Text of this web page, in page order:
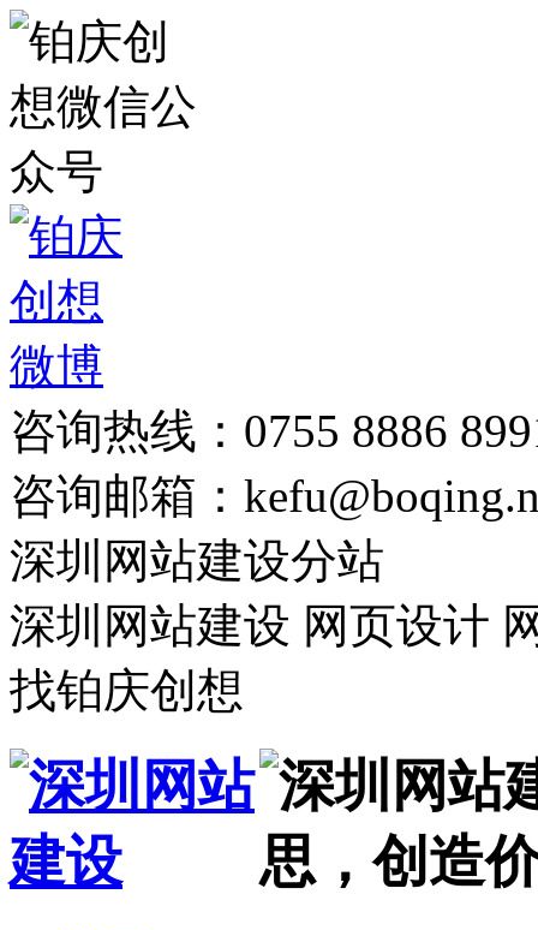
咨询热线：0755 8886
咨询邮箱：
深圳网站建设分站
深圳网站建设 网页设计
找铂庆创想